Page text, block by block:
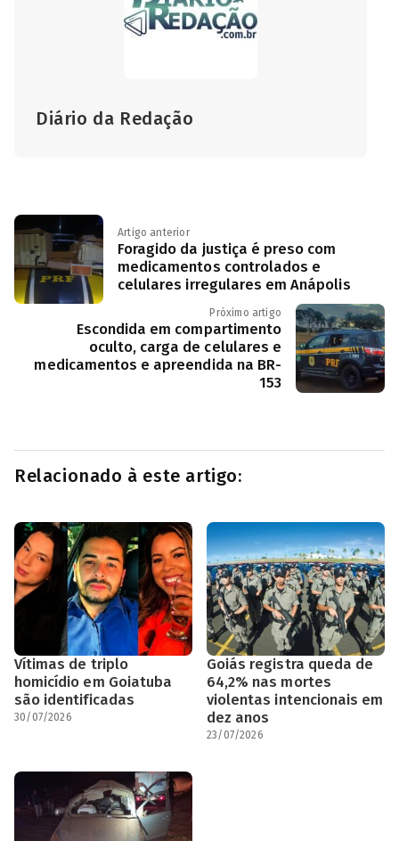
Diário da Redação
Artigo anterior
Foragido da justiça é preso com
medicamentos controlados e
celulares irregulares em Anápolis
Próximo artigo
Escondida em compartimento
oculto, carga de celulares e
medicamentos e apreendida na BR-
153
Relacionado à este artigo:
Vítimas de triplo
homicídio em Goiatuba
são identificadas
30/07/2026
Goiás registra queda de
64,2% nas mortes
violentas intencionais em
dez anos
23/07/2026